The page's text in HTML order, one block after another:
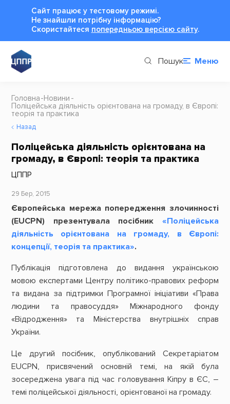
Сайт працює у тестовому режимі.
Не знайшли потрібну інформацію?
Cкористайтеся попередньою версією сайту.
Пошук Меню
Головна Новини
Поліцейська діяльність орієнтована на громаду, в Європі:
теорія та практика
Назад
Поліцейська діяльність орієнтована на
громаду, в Європі: теорія та практика
ЦППР
29 Бер, 2015
Європейська мережа попередження злочинності
(EUCPN) презентувала посібник«Поліцейська
діяльність орієнтована на громаду, в Європі:
концепції, теорія та практика».
Публікація підготовлена до видання українською
мовою експертами Центру політико-правових реформ
та видана за підтримки Програмної ініціативи «Права
людини та правосуддя» Міжнародного фонду
«Відродження» та Міністерства внутрішніх справ
України.
Це другий посібник, опублікований Секретаріатом
EUCPN, присвячений основній темі, на якій була
зосереджена увага під час головування Кіпру в ЄС, –
темі поліцейської діяльності, орієнтованої на громаду.